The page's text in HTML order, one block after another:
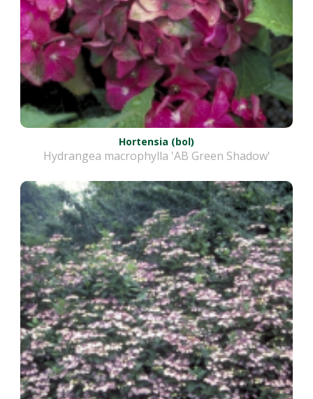
Hortensia (bol)
Hydrangea macrophylla 'AB Green Shadow'